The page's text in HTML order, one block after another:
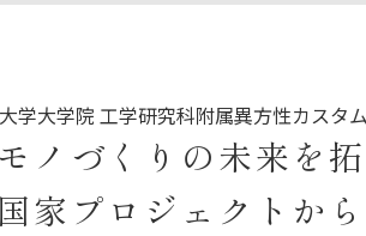
学大学院 工学研究科附属異方性カスタ
モノづくりの未来を
国家プロジェクトか